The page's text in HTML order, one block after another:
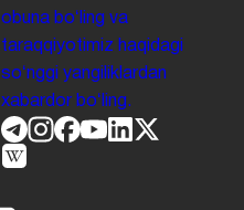
obuna boʻling va
taraqqiyotimiz haqidagi
soʻnggi yangiliklardan
xabardor boʻling.